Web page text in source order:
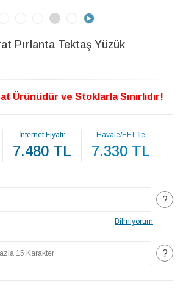
Pırlanta Tektaş Yüzük
Ürünüdür ve Stoklarla Sınırlıdır!
İnternet Fiyatı:
7.480 TL
Havale/EFT İle
7.330 TL
?
Bilmiyorum
?